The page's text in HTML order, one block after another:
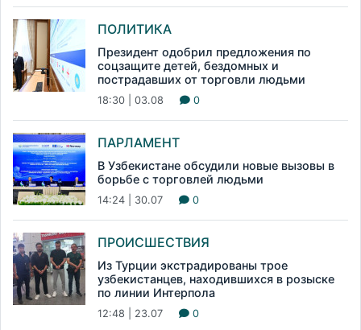
ПОЛИТИКА
Президент одобрил предложения по
соцзащите детей, бездомных и
пострадавших от торговли людьми
18:30 | 03.08 0
ПАРЛАМЕНТ
В Узбекистане обсудили новые вызовы в
борьбе с торговлей людьми
14:24 | 30.07 0
ПРОИСШЕСТВИЯ
Из Турции экстрадированы трое
узбекистанцев, находившихся в розыске
по линии Интерпола
12:48 | 23.07 0